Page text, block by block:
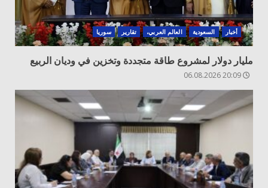
أخبار السعودية العالم العربي، تقارير سوريا
مليار دولار لمشروع طاقة متجددة وتخزين في وديان الربيع